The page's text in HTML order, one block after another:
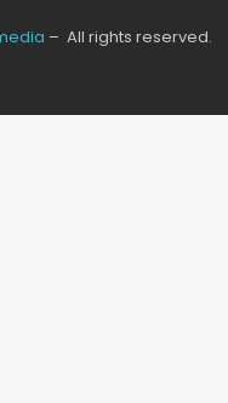
– All rights reserved.